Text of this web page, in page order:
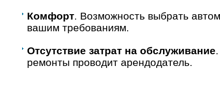
Комфорт. Возможность выбрать
вашим требованиям.
Отсутствие затрат на обслуживание
ремонты проводит арендодатель.